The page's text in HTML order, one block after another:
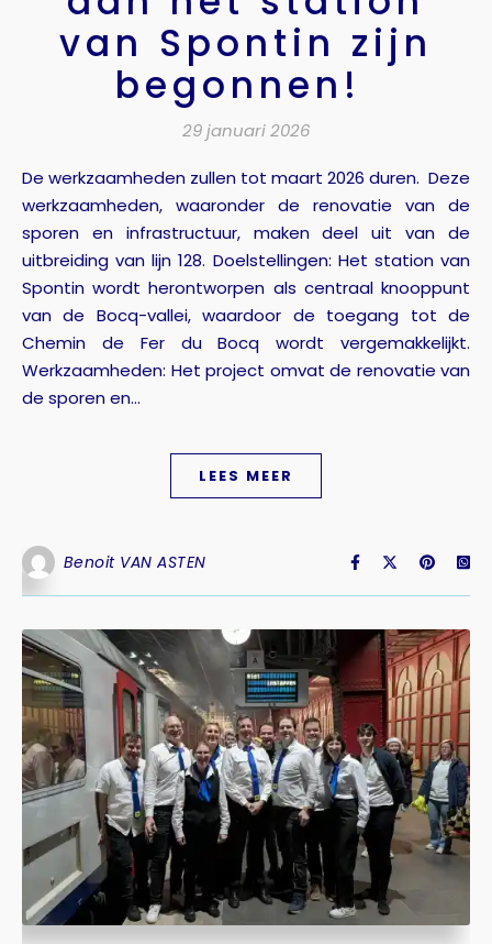
van Spontin zijn
begonnen!
29 januari 2026
De werkzaamheden zullen tot maart 2026 duren. Deze
werkzaamheden, waaronder de renovatie van de
sporen en infrastructuur, maken deel uit van de
uitbreiding van lijn 128. Doelstellingen: Het station van
Spontin wordt herontworpen als centraal knooppunt
van de Bocq-vallei, waardoor de toegang tot de
Chemin de Fer du Bocq wordt vergemakkelijkt.
Werkzaamheden: Het project omvat de renovatie van
de sporen en...
LEES MEER
Benoit VAN ASTEN